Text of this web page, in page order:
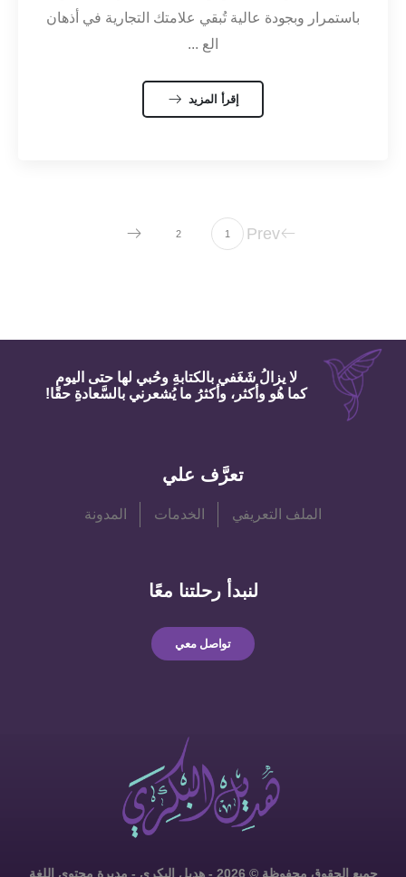
باستمرار وبجودة عالية تُبقي علامتك التجارية في أذهان
الع ...
إقرأ المزيد
Prev
1
2
لا يزالُ شَغَفي بالكتابةِ وحُبي لها حتى اليوم
كما هُو وأكثر، وأكثرُ ما يُشعرني بالسَّعادةِ حقًا!
تعرَّف علي
الملف التعريفي الخدمات المدونة
لنبدأ رحلتنا معًا
تواصل معي
جميع الحقوق محفوظة © 2026 - هديل البكري - مديرة محتوى اللغة